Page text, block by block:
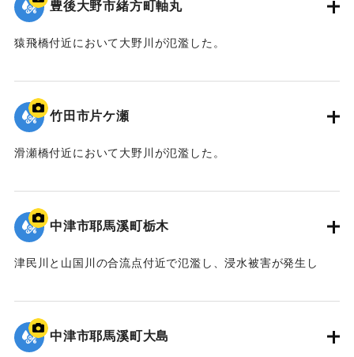
豊後大野市緒方町軸丸
猿飛橋付近において大野川が氾濫した。
｜固有コード:09922047
竹田市片ケ瀬
滑瀬橋付近において大野川が氾濫した。
｜固有コード:09922046
中津市耶馬溪町栃木
津民川と山国川の合流点付近で氾濫し、浸水被害が発生し
｜固有コード:
中津市耶馬溪町大島